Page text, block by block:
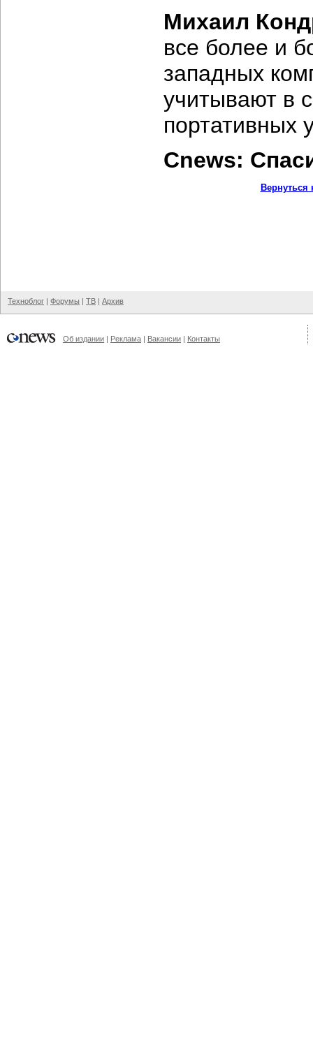
Михаил
все более и
западных
учитывают в
портативных
Cnews:
Вернуться
Техноблог | Форумы | ТВ | Архив
Об издании | Реклама | Вакансии | Контакты